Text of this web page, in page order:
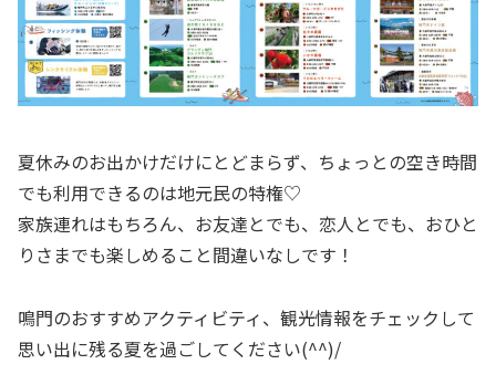
夏休みのお出かけだけにとどまらず、ちょっとの空き時間
でも利用できるのは地元民の特権♡
家族連れはもちろん、お友達とでも、恋人とでも、おひと
りさまでも楽しめること間違いなしです！
鳴門のおすすめアクティビティ、観光情報をチェックして
思い出に残る夏を過ごしてください(^^)/